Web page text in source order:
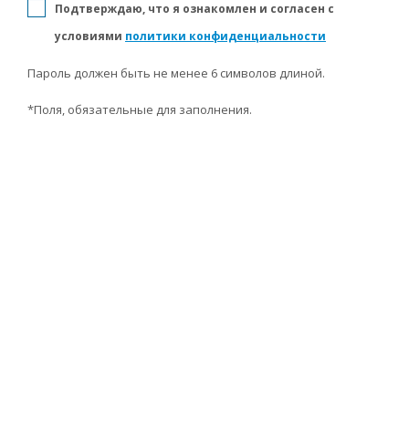
Подтверждаю, что я ознакомлен и согласен с
условиями политики конфиденциальности
Пароль должен быть не менее 6 символов длиной.
*Поля, обязательные для заполнения.